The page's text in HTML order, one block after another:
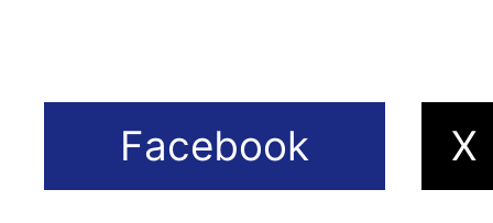
2026年07月10日
第２６回カイパー